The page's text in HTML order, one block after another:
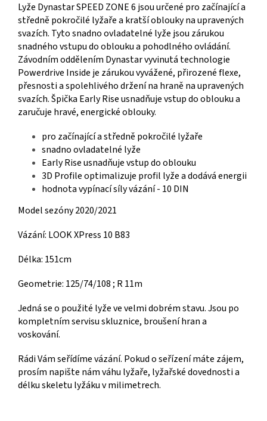
Lyže Dynastar SPEED ZONE 6 jsou určené pro začínající a
středně pokročilé lyžaře a kratší oblouky na upravených
svazích. Tyto snadno ovladatelné lyže jsou zárukou
snadného vstupu do oblouku a pohodlného ovládání.
Závodním oddělením Dynastar vyvinutá technologie
Powerdrive Inside je zárukou vyvážené, přirozené flexe,
přesnosti a spolehlivého držení na hraně na upravených
svazích. Špička Early Rise usnadňuje vstup do oblouku a
zaručuje hravé, energické oblouky.
pro začínající a středně pokročilé lyžaře
snadno ovladatelné lyže
Early Rise usnadňuje vstup do oblouku
3D Profile optimalizuje profil lyže a dodává energii
hodnota vypínací síly vázání - 10 DIN
Model sezóny 2020/2021
Vázání: LOOK XPress 10 B83
Délka: 151cm
Geometrie: 125/74/108 ; R 11m
Jedná se o použité lyže ve velmi dobrém stavu. Jsou po
kompletním servisu skluznice, broušení hran a
voskování.
Rádi Vám seřídíme vázání. Pokud o seřízení máte zájem,
prosím napište nám váhu lyžaře, lyžařské dovednosti a
délku skeletu lyžáku v milimetrech.